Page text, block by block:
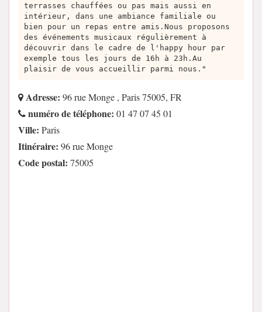
terrasses chauffées ou pas mais aussi en
intérieur, dans une ambiance familiale ou
bien pour un repas entre amis.Nous proposons
des événements musicaux régulièrement à
découvrir dans le cadre de l'happy hour par
exemple tous les jours de 16h à 23h.Au
plaisir de vous accueillir parmi nous."
Adresse: 96 rue Monge , Paris 75005, FR
numéro de téléphone: 01 47 07 45 01
Ville: Paris
Itinéraire: 96 rue Monge
Code postal: 75005